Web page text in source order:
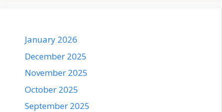
January 2026
December 2025
November 2025
October 2025
September 2025